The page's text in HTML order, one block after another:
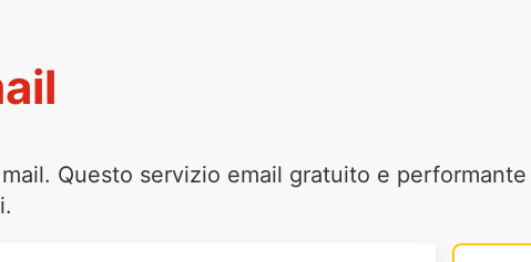
Questo servizio email gratuito e